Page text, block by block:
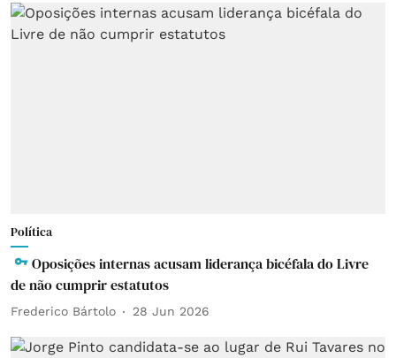
Política
Oposições internas acusam liderança bicéfala do Livre
de não cumprir estatutos
Frederico Bártolo 28 Jun 2026